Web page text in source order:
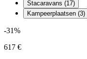
Stacaravans (17)
Kampeerplaatsen (3)
-31%
617 €